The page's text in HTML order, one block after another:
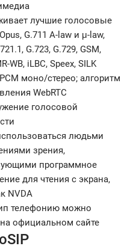
лучшие голосовые
G.711 A-law и μ-law,
G.723, G.729, GSM,
WB, iLBC, Speex, SILK
моно/стерео; алгоритм
WebRTC
голосовой
людьми
зрения,
программное
для чтения с экрана,
NVDA
телефонию можно
на официальном сайте